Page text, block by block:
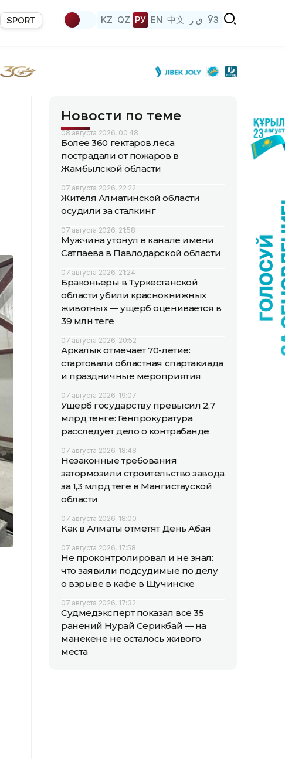
SPORT KZ QZ РУ EN 中文 ق ز ЎЗ
Новости по теме
08 августа 2026, 00:48
Более 360 гектаров леса
пострадали от пожаров в
Жамбылской области
07 августа 2026, 22:22
Жителя Алматинской области
осудили за сталкинг
07 августа 2026, 21:58
Мужчина утонул в канале имени
Сатпаева в Павлодарской области
07 августа 2026, 21:24
Браконьеры в Туркестанской
области убили краснокнижных
животных — ущерб оценивается в
39 млн теңге
07 августа 2026, 20:52
Аркалык отмечает 70-летие:
стартовали областная спартакиада
и праздничные мероприятия
07 августа 2026, 19:07
Ущерб государству превысил 2,7
млрд тенге: Генпрокуратура
расследует дело о контрабанде
07 августа 2026, 18:48
Незаконные требования
затормозили строительство завода
за 1,3 млрд теңге в Мангистауской
области
07 августа 2026, 18:00
Как в Алматы отметят День Абая
07 августа 2026, 17:58
Не проконтролировал и не знал:
что заявили подсудимые по делу
о взрыве в кафе в Щучинске
07 августа 2026, 17:32
Судмедэксперт показал все 35
ранений Нурай Серикбай — на
манекене не осталось живого
места